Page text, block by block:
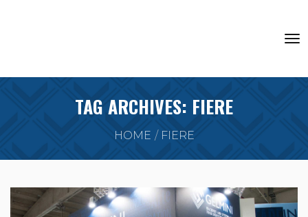
TAG ARCHIVES: FIERE
HOME FIERE